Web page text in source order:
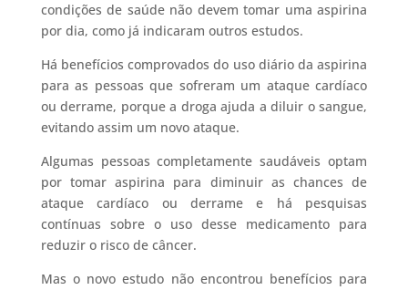
condições de saúde não devem tomar uma aspirina
por dia, como já indicaram outros estudos.
Há benefícios comprovados do uso diário da aspirina
para as pessoas que sofreram um ataque cardíaco
ou derrame, porque a droga ajuda a diluir o sangue,
evitando assim um novo ataque.
Algumas pessoas completamente saudáveis optam
por tomar aspirina para diminuir as chances de
ataque cardíaco ou derrame e há pesquisas
contínuas sobre o uso desse medicamento para
reduzir o risco de câncer.
Mas o novo estudo não encontrou benefícios para